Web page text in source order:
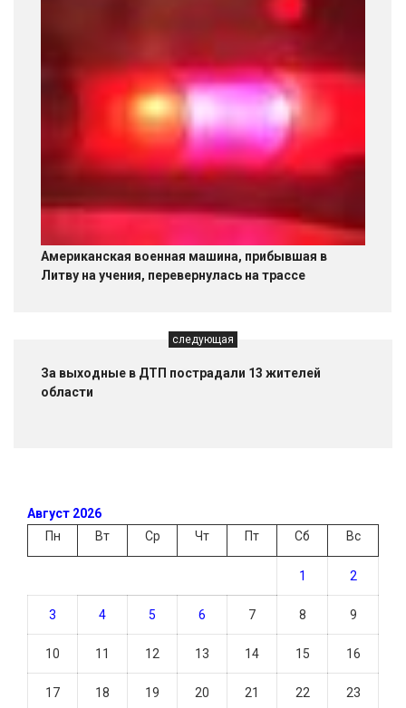
Американская военная машина, прибывшая в
Литву на учения, перевернулась на трассе
следующая
За выходные в ДТП пострадали 13 жителей
области
Август 2026
Пн
Вт Ср Чт Пт Сб Вс
1 2
3 4 5 6 7 8 9
10 11 12 13 14 15 16
17 18 19 20 21 22 23